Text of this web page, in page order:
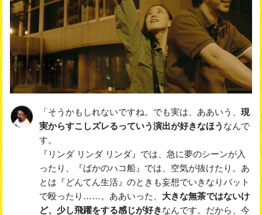
「そうかもしれないですね。でも実は、ああいう、 現
実からすこしズレるっていう演出が好きなほう なんで
す。
『リンダ リンダ リンダ』では、急に夢のシーンが入
ったり、『ばかのハコ船』では、空気が抜けたり。あ
とは『どんてん生活』のときも妄想でいきなりバット
で殴ったり……。ああいった、 大きな無茶ではないけ
ど、少し飛躍をする感じが好きなんです。だから、今